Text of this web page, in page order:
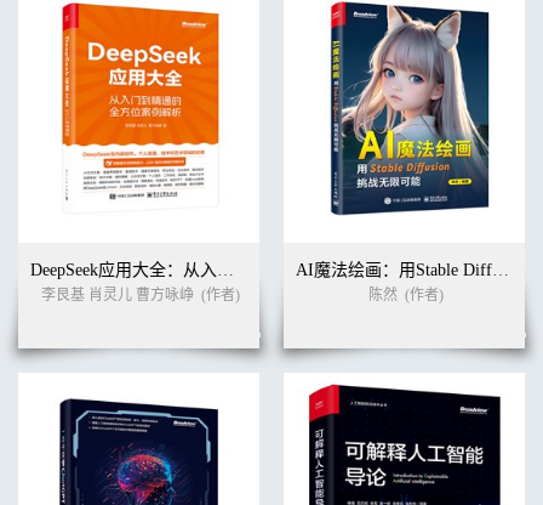
DeepSeek应用大全：从入门到精通的全方位案例解析
李艮基 肖灵儿 曹方咏峥 (作者)
AI魔法绘画：用Stable Diffusion挑战无限可能
陈然 (作者)